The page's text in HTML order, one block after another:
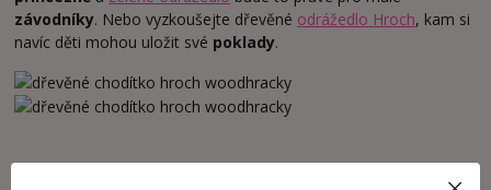
závodníky. Nebo vyzkoušejte dřevěné odrážedlo Hroch, kam si
navíc děti mohou uložit své poklady.